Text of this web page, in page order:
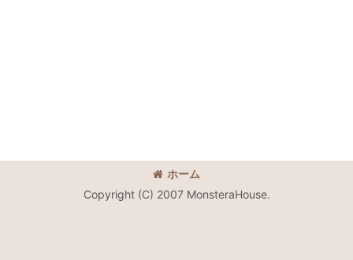
ホーム
Copyright (C) 2007 MonsteraHouse.